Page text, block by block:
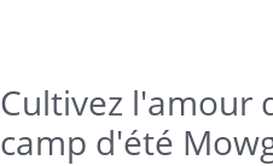
Cultivez l'amour
camp d'été